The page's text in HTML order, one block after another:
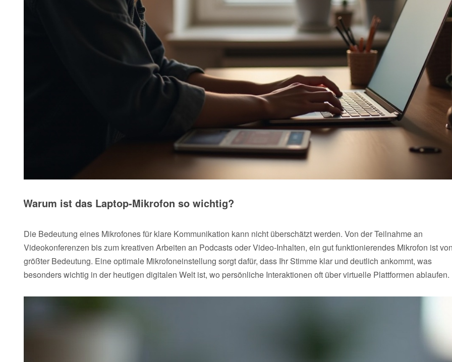
Warum ist das Laptop-Mikrofon so wichtig?
Die Bedeutung eines Mikrofones für klare Kommunikation kann nicht überschätzt werden. Von der Teilnahme an
Videokonferenzen bis zum kreativen Arbeiten an Podcasts oder Video-Inhalten, ein gut funktionierendes Mikrofon ist
größter Bedeutung. Eine optimale Mikrofoneinstellung sorgt dafür, dass Ihr Stimme klar und deutlich ankommt, was
besonders wichtig in der heutigen digitalen Welt ist, wo persönliche Interaktionen oft über virtuelle Plattformen ablaufen.